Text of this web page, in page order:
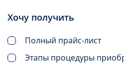
Хочу получить
Полный прайс-лист
Этапы процедуры